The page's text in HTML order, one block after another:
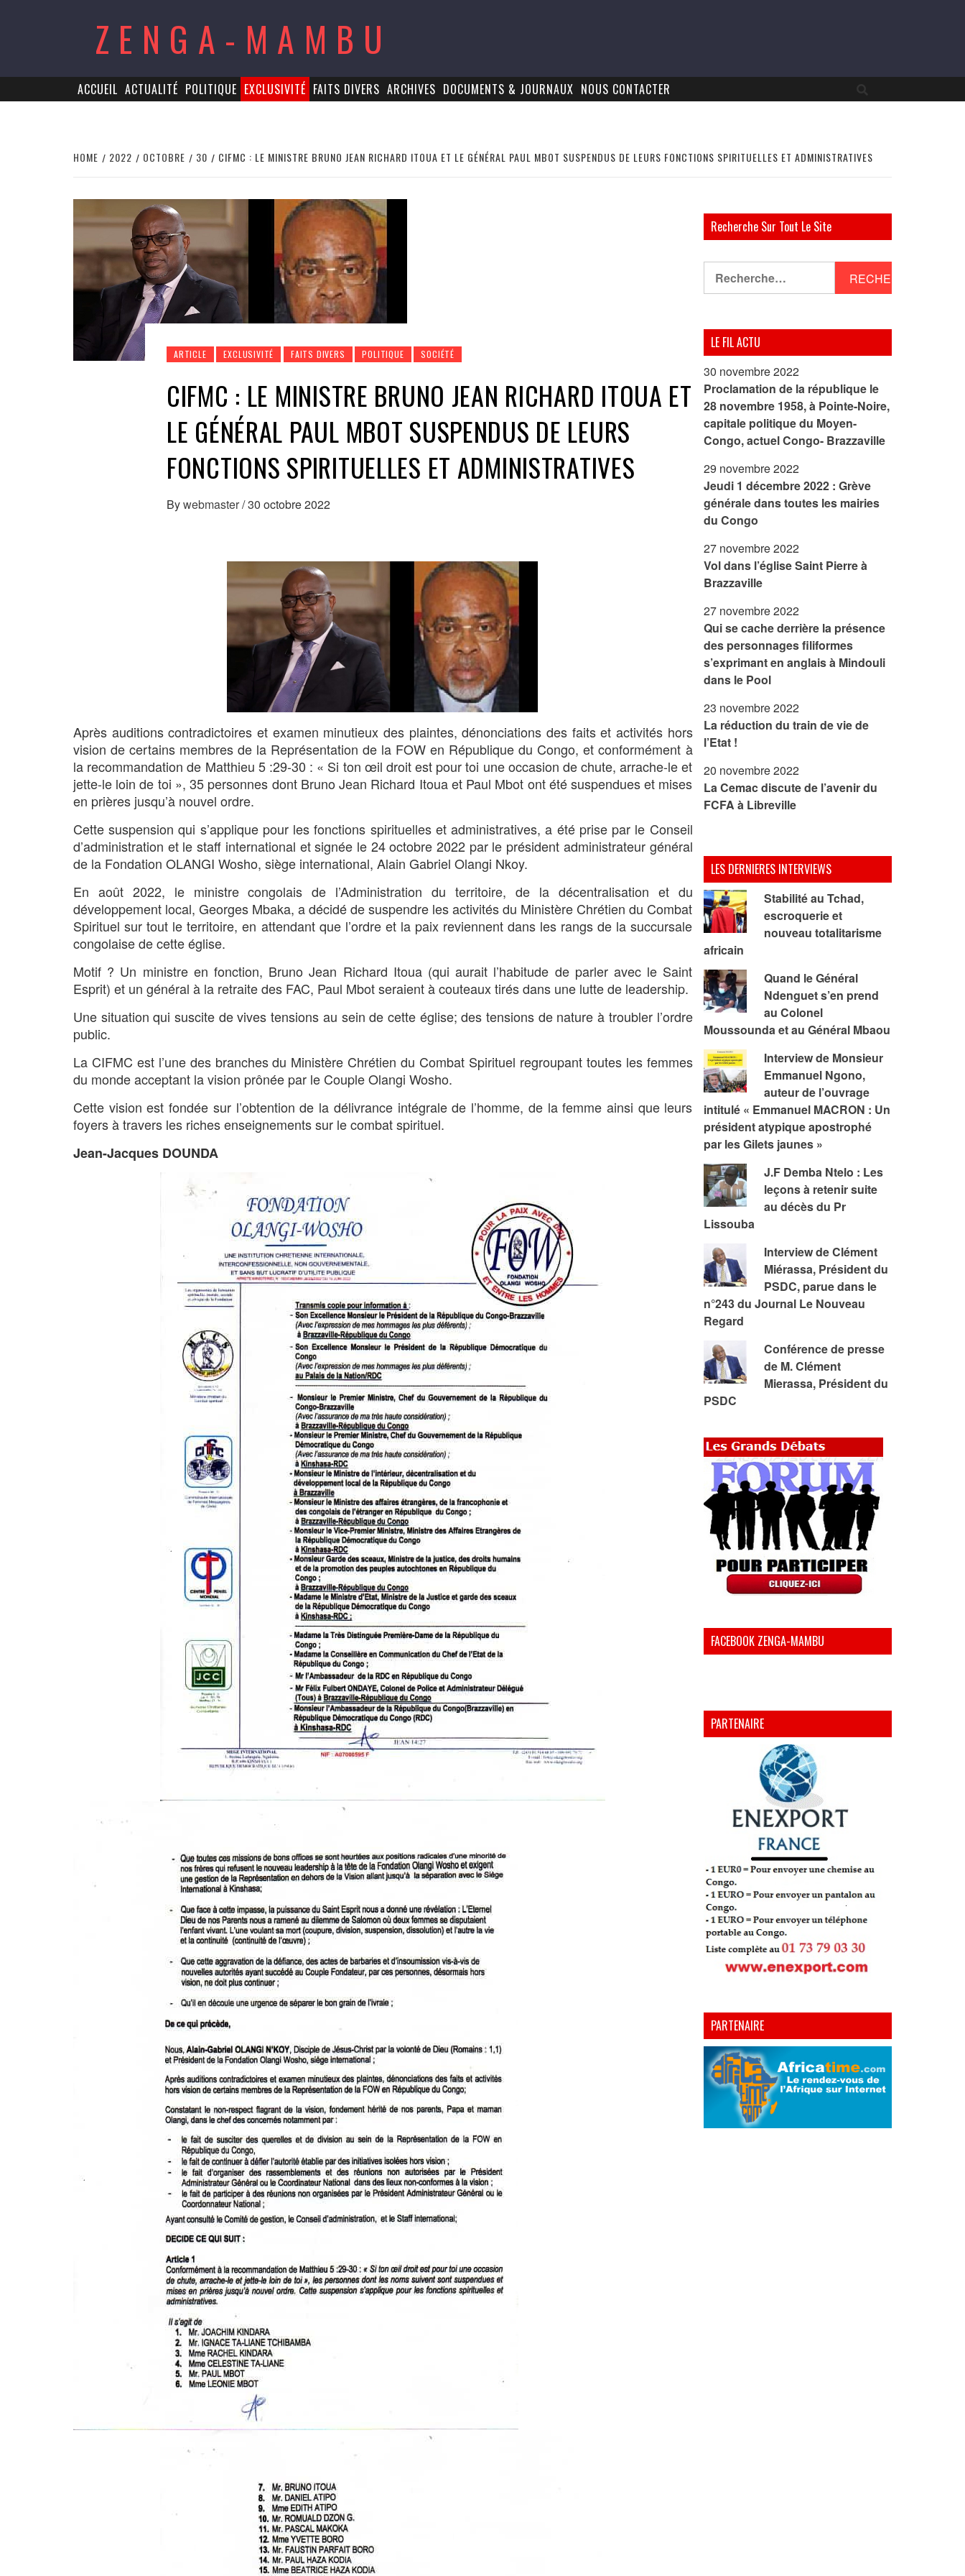
ZENGA-MAMBU
ACCUEIL ACTUALITÉ POLITIQUE EXCLUSIVITÉ FAITS DIVERS ARCHIVES DOCUMENTS & JOURNAUX NOUS CONTACTER
HOME 2022 OCTOBRE 30 CIFMC : LE MINISTRE BRUNO JEAN RICHARD ITOUA ET LE GÉNÉRAL PAUL MBOT SUSPENDUS DE LEURS FONCTIONS SPIRITUELLES ET ADMINISTRATIVES
ARTICLE EXCLUSIVITÉ FAITS DIVERS POLITIQUE SOCIÉTÉ
CIFMC : LE MINISTRE BRUNO JEAN RICHARD ITOUA ET
LE GÉNÉRAL PAUL MBOT SUSPENDUS DE LEURS
FONCTIONS SPIRITUELLES ET ADMINISTRATIVES
Bywebmaster/30 octobre 2022
Après auditions contradictoires et examen minutieux des plaintes, dénonciations des faits et activités hors
vision de certains membres de la Représentation de la FOW en République du Congo, et conformément à
la recommandation de Matthieu 5 :29-30 : « Si ton œil droit est pour toi une occasion de chute, arrache-le et
jette-le loin de toi », 35 personnes dont Bruno Jean Richard Itoua et Paul Mbot ont été suspendues et mises
en prières jusqu’à nouvel ordre.
Cette suspension qui s’applique pour les fonctions spirituelles et administratives, a été prise par le Conseil
d’administration et le staff international et signée le 24 octobre 2022 par le président administrateur général
de la Fondation OLANGI Wosho, siège international, Alain Gabriel Olangi Nkoy.
En août 2022, le ministre congolais de l’Administration du territoire, de la décentralisation et du
développement local, Georges Mbaka, a décidé de suspendre les activités du Ministère Chrétien du Combat
Spirituel sur tout le territoire, en attendant que l’ordre et la paix reviennent dans les rangs de la succursale
congolaise de cette église.
Motif ? Un ministre en fonction, Bruno Jean Richard Itoua (qui aurait l’habitude de parler avec le Saint
Esprit) et un général à la retraite des FAC, Paul Mbot seraient à couteaux tirés dans une lutte de leadership.
Une situation qui suscite de vives tensions au sein de cette église; des tensions de nature à troubler l’ordre
public.
La CIFMC est l’une des branches du Ministère Chrétien du Combat Spirituel regroupant toutes les femmes
du monde acceptant la vision prônée par le Couple Olangi Wosho.
Cette vision est fondée sur l’obtention de la délivrance intégrale de l’homme, de la femme ainsi que leurs
foyers à travers les riches enseignements sur le combat spirituel.
Jean-Jacques DOUNDA
Recherche Sur Tout Le Site
LE FIL ACTU
30 novembre 2022
Proclamation de la république le
28 novembre 1958, à Pointe-Noire,
capitale politique du Moyen-
Congo, actuel Congo- Brazzaville
29 novembre 2022
Jeudi 1 décembre 2022 : Grève
générale dans toutes les mairies
du Congo
27 novembre 2022
Vol dans l’église Saint Pierre à
Brazzaville
27 novembre 2022
Qui se cache derrière la présence
des personnages filiformes
s’exprimant en anglais à Mindouli
dans le Pool
23 novembre 2022
La réduction du train de vie de
l’Etat !
20 novembre 2022
La Cemac discute de l’avenir du
FCFA à Libreville
LES DERNIERES INTERVIEWS
Stabilité au Tchad,
escroquerie et
nouveau totalitarisme
africain
Quand le Général
Ndenguet s’en prend
au Colonel
Moussounda et au Général Mbaou
Interview de Monsieur
Emmanuel Ngono,
auteur de l’ouvrage
intitulé « Emmanuel MACRON : Un
président atypique apostrophé
par les Gilets jaunes »
J.F Demba Ntelo : Les
leçons à retenir suite
au décès du Pr
Lissouba
Interview de Clément
Miérassa, Président du
PSDC, parue dans le
n°243 du Journal Le Nouveau
Regard
Conférence de presse
de M. Clément
Mierassa, Président du
PSDC
FACEBOOK ZENGA-MAMBU
PARTENAIRE
PARTENAIRE